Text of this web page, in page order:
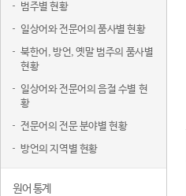
범주별 현황
일상어와 전문어의 품사별 현황
북한어, 방언, 옛말 범주의 품사별
현황
일상어와 전문어의 음절 수별 현
황
전문어의 전문 분야별 현황
방언의 지역별 현황
원어 통계